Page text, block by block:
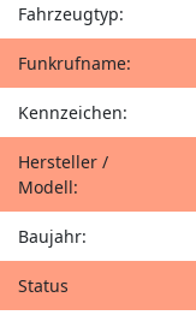
Fahrzeugtyp:
Funkrufname:
Kennzeichen:
Hersteller /
Modell:
Baujahr:
Status